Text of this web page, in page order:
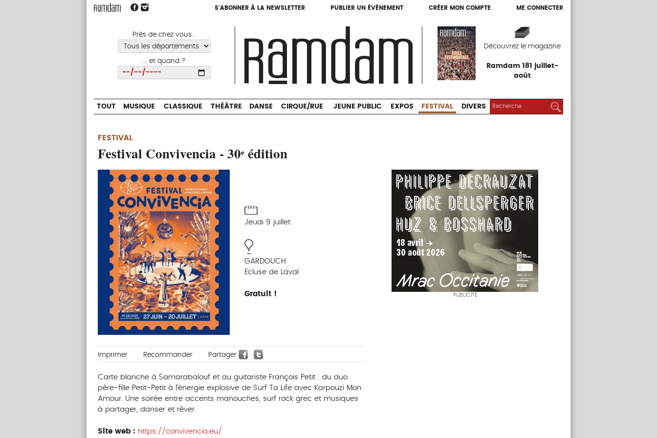
S'ABONNER À LA NEWSLETTER PUBLIER UN ÉVÈNEMENT CRÉER MON COMPTE ME CONNECTER
Près de chez vous...
... et quand ?
Découvrez le magazine
Ramdam 181 juillet-
août
S'ABONNER À LA NEWSLETTER PUBLIER UN ÉVÈNEMENT CRÉER MON COMPTE ME CONNECTER
CIRQUE/RUE JEUNE PUBLIC EXPOS
TOUT MUSIQUE CLASSIQUE THÉÂTRE DANSE CIRQUE/RUE JEUNE PUBLIC EXPOS FESTIVAL DIVERS RECHERCHER :
FESTIVAL
Festival Convivencia - 30ᵉ édition
Jeudi 9 juillet
GARDOUCH
Ecluse de Laval
Gratuit !
Imprimer Recommander Partager
Carte blanche à Samarabalouf et au guitariste François Petit : du duo
père-fille Petit-Petit à l’énergie explosive de Surf Ta Life avec Karpouzi Mon
Amour. Une soirée entre accents manouches, surf rock grec et musiques
à partager, danser et rêver.
Site web : https://convivencia.eu/
PUBLICITÉ